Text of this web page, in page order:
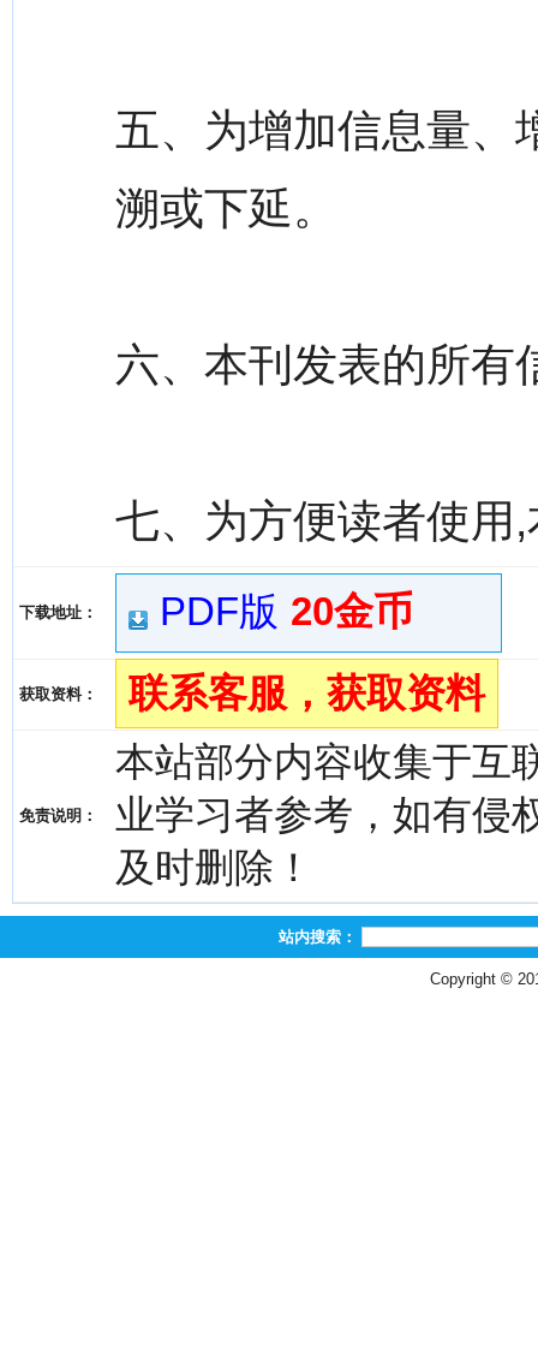
五、为增加信息量、
溯或下延。
六、本刊发表的所有
七、为方便读者使用
下载地址： PDF版 20金币
获取资料： 联系客服，获取资料
免责说明：
本站部分内容收集于互
业学习者参考，如有侵
及时删除！
站内搜索：
Copyright ©